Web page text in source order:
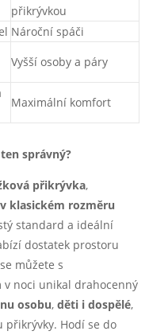
přikrývkou
Nároční spáči
Vyšší osoby a páry
Maximální komfort
správný?
přikrývka,
klasickém rozměru
standard a ideální
dostatek prostoru
můžete s
v noci unikal drahocenný
osobu, děti i dospělé,
Hodí se do